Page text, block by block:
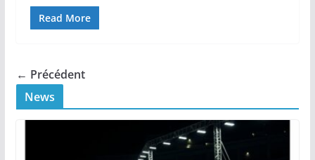
Read More
← Précédent
News